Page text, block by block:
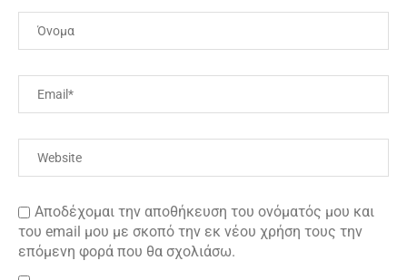
Αποδέχομαι την αποθήκευση του ονόματός μου και
του email μου με σκοπό την εκ νέου χρήση τους την
επόμενη φορά που θα σχολιάσω.